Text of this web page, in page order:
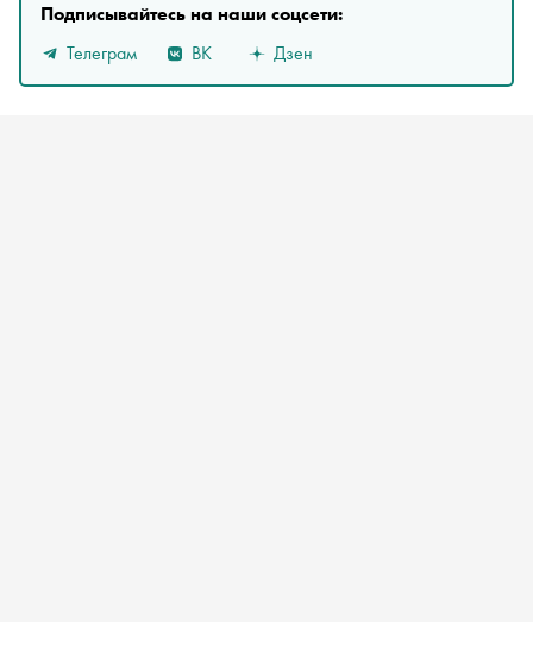
Подписывайтесь на наши соцсети:
Телеграм
ВК Дзен